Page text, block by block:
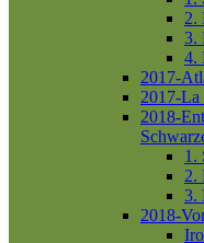
2.
3.
4.
2017-
2017-
2018-
1.
2.
3.
2018-